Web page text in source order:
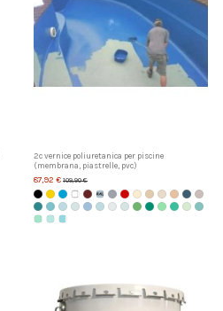
2c vernice poliuretanica per piscine
(membrana, piastrelle, pvc)
87,92 € 109,90 €